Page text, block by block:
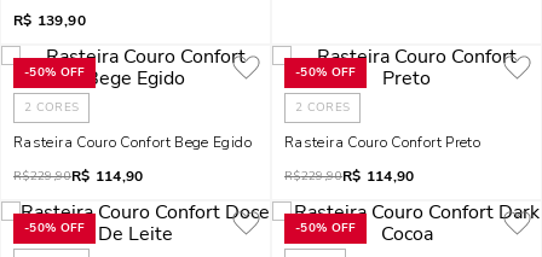
R$ 139,90
-50% OFF
2 CORES
Rasteira Couro Confort Bege Egido
R$229,90R$ 114,90
-50% OFF
2 CORES
Rasteira Couro Confort Preto
R$229,90R$ 114,90
-50% OFF -50% OFF